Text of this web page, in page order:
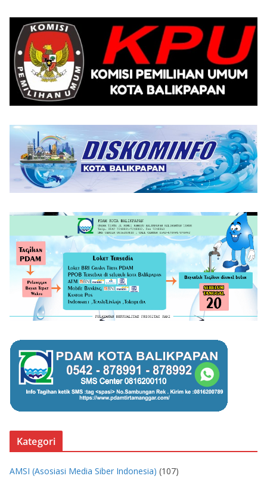
Kategori
AMSI (Asosiasi Media Siber Indonesia) (107)